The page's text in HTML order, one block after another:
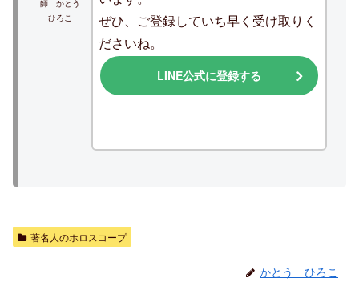
師 かとう
ひろこ
ぜひ、ご登録していち早く受け取りく
ださいね。
LINE公式に登録する
著名人のホロスコープ
かとう ひろこ